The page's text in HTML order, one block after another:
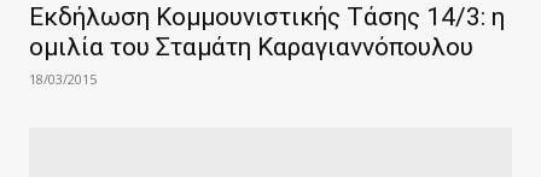
Εκδήλωση Κομμουνιστικής Τάσης 14/3: η
ομιλία του Σταμάτη Καραγιαννόπουλου
18/03/2015